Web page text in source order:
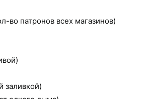
во патронов всех магазинов)
заливкой)